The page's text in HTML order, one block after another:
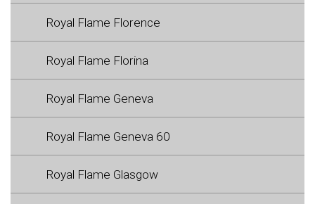
Royal Flame Florence
Royal Flame Florina
Royal Flame Geneva
Royal Flame Geneva 60
Royal Flame Glasgow